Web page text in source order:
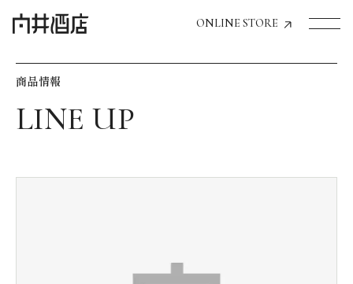
ONLINE STORE
飲食店経営のお客様
お気に入り機能の活用方法
商品情報